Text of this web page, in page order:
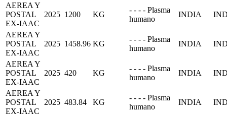
AEREA Y
POSTAL
EX-IAAC
2025 1200 KG
- - - - Plasma
humano
INDIA
AEREA Y
POSTAL
EX-IAAC
2025 1458.96 KG
- - - - Plasma
humano
INDIA
AEREA Y
POSTAL
EX-IAAC
2025 420 KG
- - - - Plasma
humano
INDIA
AEREA Y
POSTAL
EX-IAAC
2025 483.84 KG
- - - - Plasma
humano
INDIA